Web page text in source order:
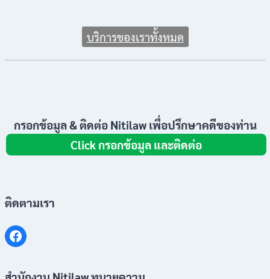
บริการของเราทั้งหมด
กรอกข้อมูล & ติดต่อ Nitilaw เพื่อปรึกษาคดีของท่าน
Click กรอกข้อมูล และติดต่อ
ติดตามเรา